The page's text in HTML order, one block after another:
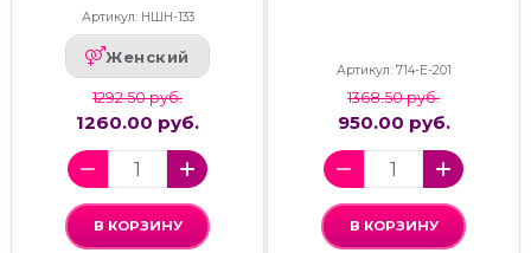
Артикул: НШН-133
Женский
1292.50 руб.
1260.00 руб.
В КОРЗИНУ
Артикул: 714-Е-201
1368.50 руб.
950.00 руб.
В КОРЗИНУ